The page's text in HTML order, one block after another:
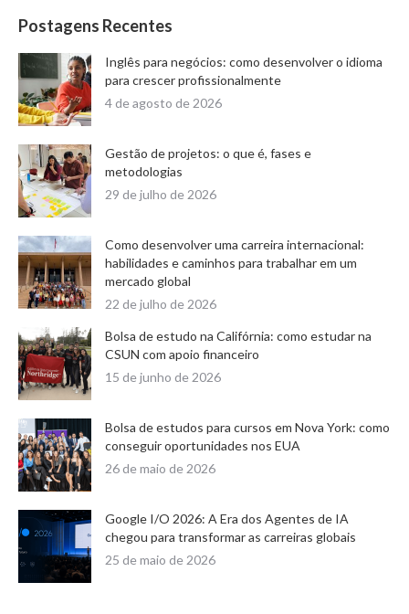
Postagens Recentes
Inglês para negócios: como desenvolver o idioma
para crescer profissionalmente
4 de agosto de 2026
Gestão de projetos: o que é, fases e
metodologias
29 de julho de 2026
Como desenvolver uma carreira internacional:
habilidades e caminhos para trabalhar em um
mercado global
22 de julho de 2026
Bolsa de estudo na Califórnia: como estudar na
CSUN com apoio financeiro
15 de junho de 2026
Bolsa de estudos para cursos em Nova York: como
conseguir oportunidades nos EUA
26 de maio de 2026
Google I/O 2026: A Era dos Agentes de IA
chegou para transformar as carreiras globais
25 de maio de 2026